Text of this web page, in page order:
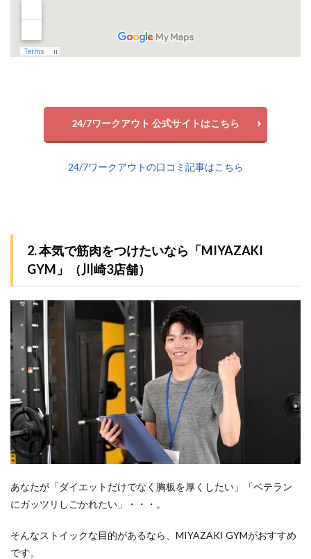
24/7ワークアウト 公式サイトはこちら
24/7ワークアウトの口コミ記事はこちら
2. 本気で筋肉をつけたいなら「MIYAZAKI
GYM」（川崎3店舗）
あなたが「ダイエットだけでなく胸板を厚くしたい」「ベテラン
にガッツリしごかれたい」・・・。
そんなストイックな目的があるなら、MIYAZAKI GYMがおすすめ
です。